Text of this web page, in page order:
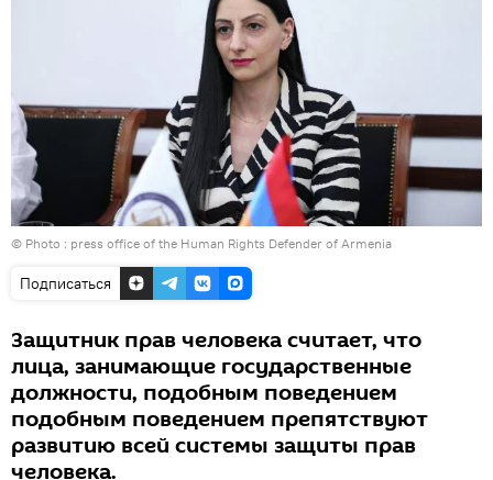
© Photo : press office of the Human Rights Defender of Armenia
Подписаться
Защитник прав человека считает, что
лица, занимающие государственные
должности, подобным поведением
подобным поведением препятствуют
развитию всей системы защиты прав
человека.